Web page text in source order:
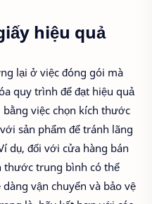
hiệu quả
lại ở việc đóng gói mà
quy trình để đạt hiệu quả
việc chọn kích thước
sản phẩm để tránh lãng
dụ, đối với cửa hàng bán
thước trung bình có thể
vận chuyển và bảo vệ